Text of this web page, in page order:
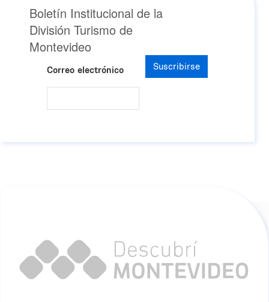
Boletín Institucional de la
División Turismo de
Montevideo
Correo electrónico Suscribirse